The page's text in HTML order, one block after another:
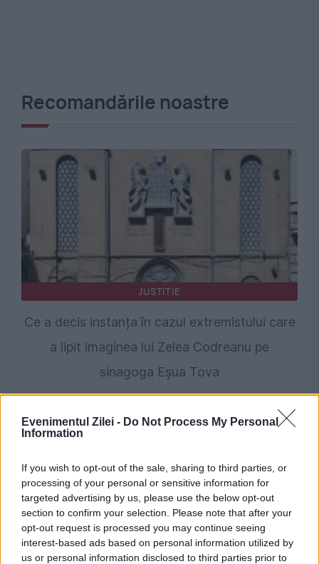
Evenimentul Zilei - Do Not Process My Personal
Information
If you wish to opt-out of the sale, sharing to third parties, or
processing of your personal or sensitive information for
targeted advertising by us, please use the below opt-out
section to confirm your selection. Please note that after your
opt-out request is processed you may continue seeing
interest-based ads based on personal information utilized by
us or personal information disclosed to third parties prior to
Recomandările noastre
JUSTITIE
Ce a decis instanța în cazul extremistului care
a lipit imaginea lui Zelea Codreanu pe
sinagoga Eșua Tova
INTERNATIONAL